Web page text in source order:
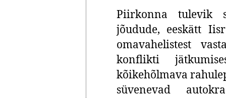
Piirkonna tulevik
jõudude, eeskätt
omavahelistest
konflikti
kõikehõlmava
süvenevad